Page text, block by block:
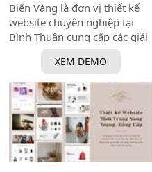
Biển Vàng là đơn vị thiết kế
website chuyên nghiệp tại
Bình Thuận cung cấp các giải
pháp tối ưu từ giao diện, tối
ưu SEO, đến tích hợp các tính
năng tiện ích và hỗ trợ kỹ
thuật, giúp doanh nghiệp
tăng cường khả năng tiếp cận
khách hàng và nâng cao hiệu
quả kinh doanh.
XEM DEMO